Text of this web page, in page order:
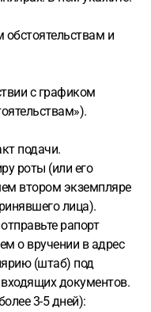
обстоятельствам и
с графиком
подачи.
роты (или его
втором экземпляре
лица).
рапорт
о вручении в адрес
(штаб) под
документов.
3-5 дней):